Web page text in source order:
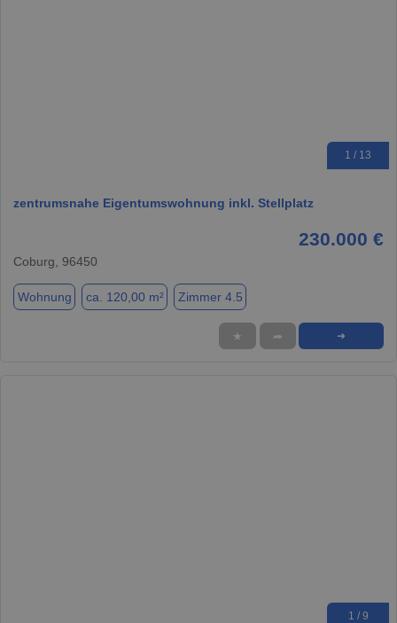
1 / 13
zentrumsnahe Eigentumswohnung inkl. Stellplatz
230.000 €
Coburg, 96450
Wohnung ca. 120,00 m² Zimmer 4.5
★ ➦ ➜
1 / 9